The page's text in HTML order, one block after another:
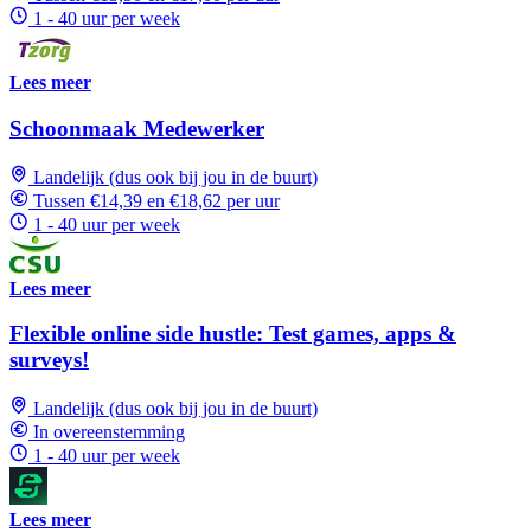
1 - 40 uur per week
Lees meer
Schoonmaak Medewerker
Landelijk (dus ook bij jou in de buurt)
Tussen €14,39 en €18,62 per uur
1 - 40 uur per week
Lees meer
Flexible online side hustle: Test games, apps &
surveys!
Landelijk (dus ook bij jou in de buurt)
In overeenstemming
1 - 40 uur per week
Lees meer